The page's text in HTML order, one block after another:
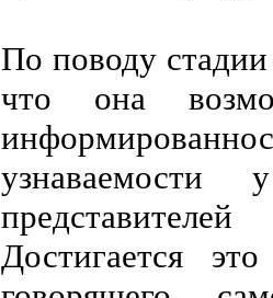
По поводу
что она
узнаваемости
Достигается